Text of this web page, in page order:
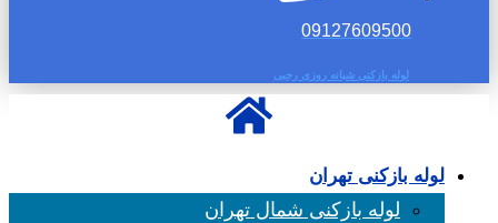
09127609500
لوله بازکنی شبانه روزی رجبی
لوله بازکنی تهران
لوله بازکنی شمال تهران